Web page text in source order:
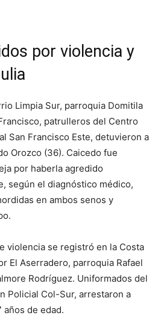
por violencia y
Limpia Sur, parroquia Domitila
patrulleros del Centro
San Francisco Este, detuvieron a
Orozco (36). Caicedo fue
por haberla agredido
según el diagnóstico médico,
en ambos senos y
violencia se registró en la Costa
El Aserradero, parroquia Rafael
Rodríguez. Uniformados del
Policial Col-Sur, arrestaron a
de edad.